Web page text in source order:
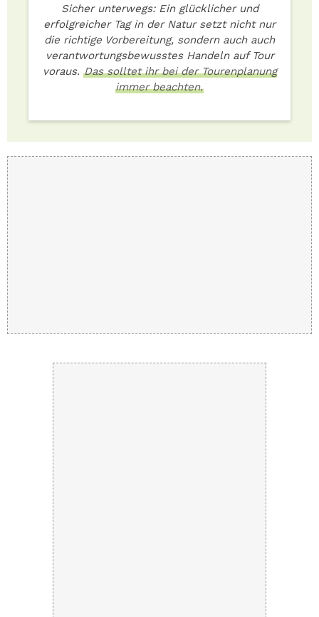
Sicher unterwegs: Ein glücklicher und
erfolgreicher Tag in der Natur setzt nicht nur
die richtige Vorbereitung, sondern auch auch
verantwortungsbewusstes Handeln auf Tour
voraus. Das solltet ihr bei der Tourenplanung
immer beachten.